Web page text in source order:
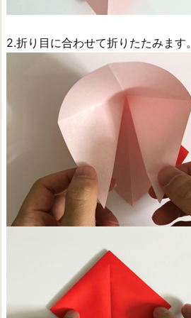
2.折り目に合わせて折りたたみます。